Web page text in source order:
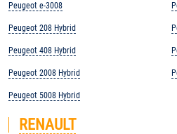
Peugeot e-3008
Peugeot 208 Hybrid
Peugeot 408 Hybrid
Peugeot 2008 Hybrid
Peugeot 5008 Hybrid
RENAULT